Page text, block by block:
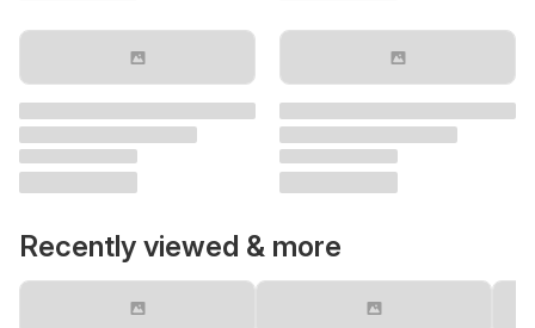
Recently viewed & more